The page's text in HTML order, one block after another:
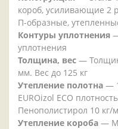
короб, усиливающие 2
П-образные,
Контуры уплотнения
уплотнения
Толщина, вес —
мм. Вес до 125 кг
Утепление полотна —
EUROizol ECO
Пенополистирол 10 кг/
Утепление короба —